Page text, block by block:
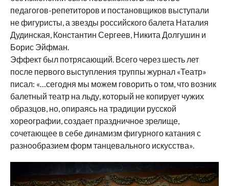
педагогов-репетиторов и постановщиков выступали
не фигуристы, а звезды российского балета Наталия
Дудинская, Константин Сергеев, Никита Долгушин и
Борис Эйфман.
Эффект был потрясающий. Всего через шесть лет
после первого выступления труппы журнал «Театр»
писал: «…сегодня мы можем говорить о том, что возник
балетный театр на льду, который не копирует чужих
образцов, но, опираясь на традиции русской
хореографии, создает праздничное зрелище,
сочетающее в себе динамизм фигурного катания с
разнообразием форм танцевального искусства».